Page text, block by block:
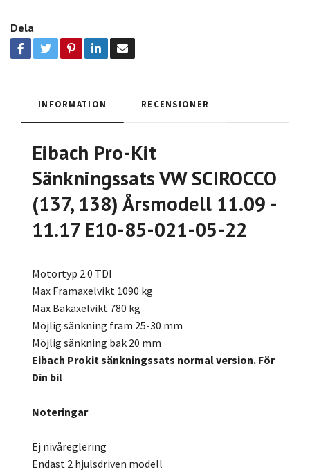
Dela
INFORMATION RECENSIONER
Eibach Pro-Kit
Sänkningssats VW SCIROCCO
(137, 138) Årsmodell 11.09 -
11.17 E10-85-021-05-22
Motortyp 2.0 TDI
Max Framaxelvikt 1090 kg
Max Bakaxelvikt 780 kg
Möjlig sänkning fram 25-30 mm
Möjlig sänkning bak 20 mm
Eibach Prokit sänkningssats normal version. För
Din bil
Noteringar
Ej nivåreglering
Endast 2 hjulsdriven modell